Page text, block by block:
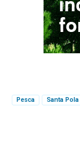
Pesca
Santa Pola